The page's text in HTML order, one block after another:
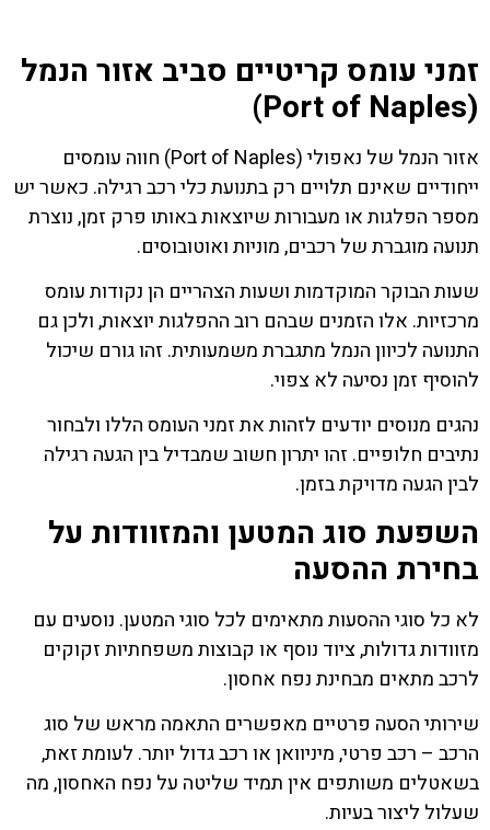
זמני עומס קריטיים סביב אזור הנמל
(Port of Naples)
אזור הנמל של נאפולי (Port of Naples) חווה עומסים
ייחודיים שאינם תלויים רק בתנועת כלי רכב רגילה. כאשר יש
מספר הפלגות או מעבורות שיוצאות באותו פרק זמן, נוצרת
תנועה מוגברת של רכבים, מוניות ואוטובוסים.
שעות הבוקר המוקדמות ושעות הצהריים הן נקודות עומס
מרכזיות. אלו הזמנים שבהם רוב ההפלגות יוצאות, ולכן גם
התנועה לכיוון הנמל מתגברת משמעותית. זהו גורם שיכול
להוסיף זמן נסיעה לא צפוי.
נהגים מנוסים יודעים לזהות את זמני העומס הללו ולבחור
נתיבים חלופיים. זהו יתרון חשוב שמבדיל בין הגעה רגילה
לבין הגעה מדויקת בזמן.
השפעת סוג המטען והמזוודות על
בחירת ההסעה
לא כל סוגי ההסעות מתאימים לכל סוגי המטען. נוסעים עם
מזוודות גדולות, ציוד נוסף או קבוצות משפחתיות זקוקים
לרכב מתאים מבחינת נפח אחסון.
שירותי הסעה פרטיים מאפשרים התאמה מראש של סוג
הרכב – רכב פרטי, מיניוואן או רכב גדול יותר. לעומת זאת,
בשאטלים משותפים אין תמיד שליטה על נפח האחסון, מה
שעלול ליצור בעיות.